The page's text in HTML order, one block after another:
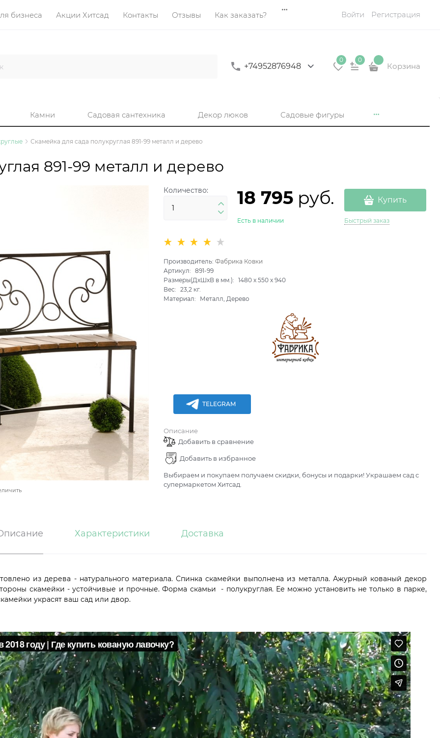
бизнеса Акции Хитсад Контакты Отзывы Как заказать? Войти Регистрация
+74952876948
0 0
Корзина
Камни Садовая сантехника Декор люков Садовые фигуры
Скамейка для сада полукруглая 891-99 металл и дерево
891-99 металл и дерево
Количество: 18 795 руб.
Есть в наличии
Купить
Быстрый заказ
Производитель:Фабрика Ковки
Артикул:
891-99
Размеры(ДхШхВ в мм.):
1480 x550 x940
Вес:
23,2 кг.
Материал:
Металл, Дерево
TELEGRAM
Описание
Добавить в сравнение
Добавить в избранное
Выбираем и покупаем получаем скидки, бонусы и подарки! Украшаем сад с
супермаркетом Хитсад.
Характеристики Доставка
из дерева - натурального материала. Спинка скамейки выполнена из металла. Ажурный кованый декор
скамейки - устойчивые и прочные. Форма скамьи - полукруглая. Ее можно установить не только в парке,
украсят ваш сад или двор.